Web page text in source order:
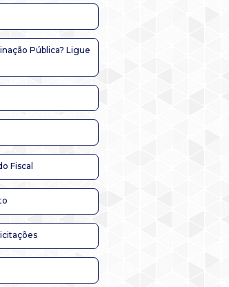
Pública? Ligue
Fiscal